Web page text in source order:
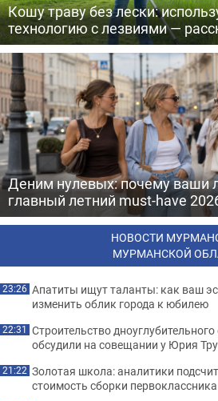
Кошу траву без лески:
технологию с лезвиями —
Деним нулевых: почему
главный летний must-have
НОВОСТИ
МУРМАНСКОЙ
23:26 Апатиты ищут таланты: как ваш
изменить облик города к юбилею
22:31 Строительство
обсудили на совещании у Юрия
21:22 Золотая школа: аналитики
стоимость сборки